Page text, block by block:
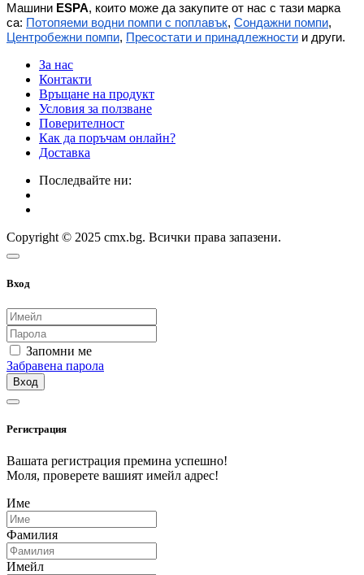
Машини ESPA, които може да закупите от нас с тази марка
са: Потопяеми водни помпи с поплавък, Сондажни помпи,
Центробежни помпи, Пресостати и принадлежности и други.
За нас
Контакти
Връщане на продукт
Условия за ползване
Поверителност
Как да поръчам онлайн?
Доставка
Последвайте ни:
Copyright © 2025 cmx.bg. Всички права запазени.
Вход
Запомни ме
Забравена парола
Вход
Регистрация
Вашата регистрация премина успешно!
Моля, проверете вашият имейл адрес!
Име
Фамилия
Имейл